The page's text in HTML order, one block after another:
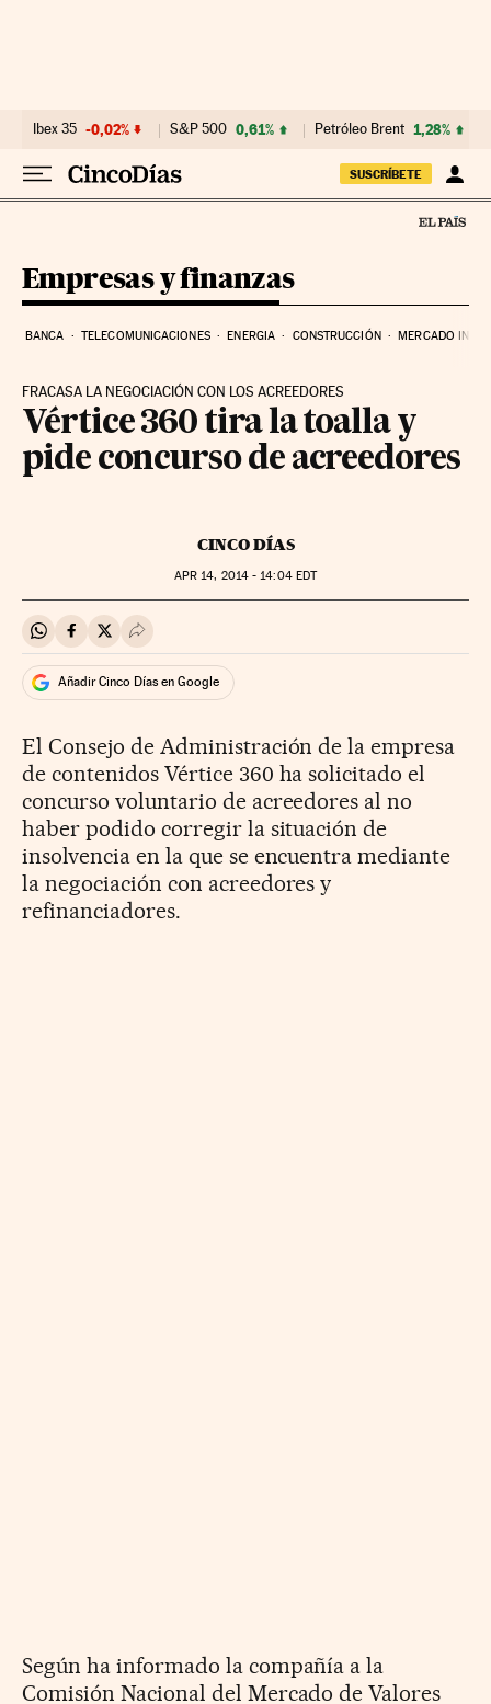
Ibex 35 -0,02% S&P 500 0,61% Petróleo Brent 1,28%
SUSCRÍBETE
Empresas y finanzas
BANCA TELECOMUNICACIONES ENERGIA CONSTRUCCIÓN MERCADO
FRACASA LA NEGOCIACIÓN CON LOS ACREEDORES
Vértice 360 tira la toalla y
pide concurso de acreedores
CINCO DÍAS
APR 14, 2014 - 14:04EDT
Compartir en Whatsapp
Compartir en Facebook
Compartir en Twitter
Desplegar Redes Sociales
Añadir Cinco Días en Google
El Consejo de Administración de la empresa
de contenidos Vértice 360 ha solicitado el
concurso voluntario de acreedores al no
haber podido corregir la situación de
insolvencia en la que se encuentra mediante
la negociación con acreedores y
refinanciadores.
Según ha informado la compañía a la
Comisión Nacional del Mercado de Valores